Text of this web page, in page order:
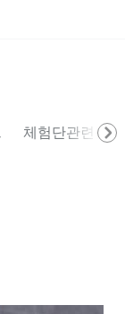
체험단관련문의